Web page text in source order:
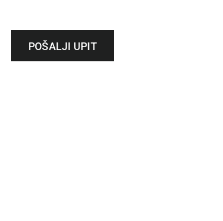
POŠALJI UPIT